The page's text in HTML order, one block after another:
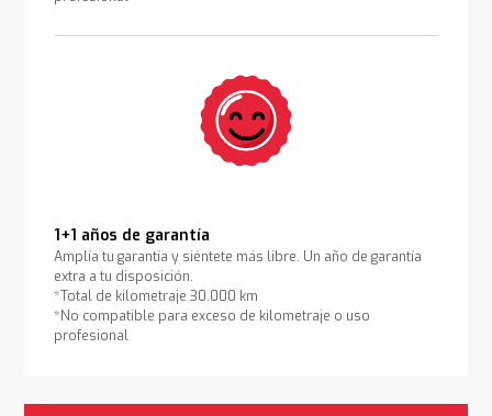
1+1 años de garantía
Amplía tu garantía y siéntete más libre. Un año de garantía
extra a tu disposición.
*Total de kilometraje 30.000 km
*No compatible para exceso de kilometraje o uso
profesional